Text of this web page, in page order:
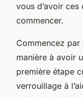
vous d’avoir
commencer.
Commencez
manière à avoir
première étape
verrouillage à